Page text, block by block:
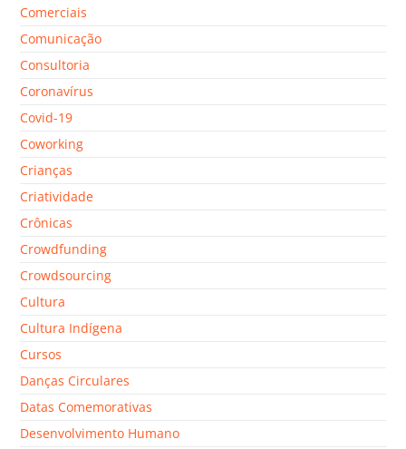
Comerciais
Comunicação
Consultoria
Coronavírus
Covid-19
Coworking
Crianças
Criatividade
Crônicas
Crowdfunding
Crowdsourcing
Cultura
Cultura Indígena
Cursos
Danças Circulares
Datas Comemorativas
Desenvolvimento Humano